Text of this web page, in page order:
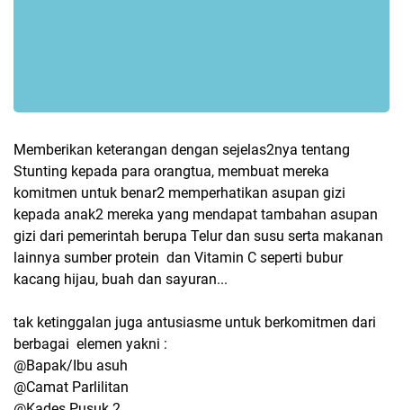
Memberikan keterangan dengan sejelas2nya tentang
Stunting kepada para orangtua, membuat mereka
komitmen untuk benar2 memperhatikan asupan gizi
kepada anak2 mereka yang mendapat tambahan asupan
gizi dari pemerintah berupa Telur dan susu serta makanan
lainnya sumber protein dan Vitamin C seperti bubur
kacang hijau, buah dan sayuran...
tak ketinggalan juga antusiasme untuk berkomitmen dari
berbagai elemen yakni :
@Bapak/Ibu asuh
@Camat Parlilitan